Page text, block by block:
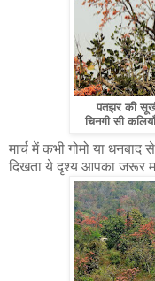
पतझर की
चिनगी सी
मार्च में कभी गोमो या धनबाद
दिखता ये दृश्य आपका जरूर